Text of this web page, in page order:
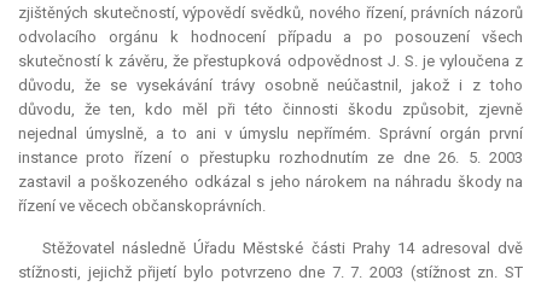
zjištěných skutečností, výpovědí svědků, nového řízení, právních názorů
odvolacího orgánu k hodnocení případu a po posouzení všech
skutečností k závěru, že přestupková odpovědnost J. S. je vyloučena z
důvodu, že se vysekávání trávy osobně neúčastnil, jakož i z toho
důvodu, že ten, kdo měl při této činnosti škodu způsobit, zjevně
nejednal úmyslně, a to ani v úmyslu nepřímém. Správní orgán první
instance proto řízení o přestupku rozhodnutím ze dne 26. 5. 2003
zastavil a poškozeného odkázal s jeho nárokem na náhradu škody na
řízení ve věcech občanskoprávních.
Stěžovatel následně Úřadu Městské části Prahy 14 adresoval dvě
stížnosti, jejichž přijetí bylo potvrzeno dne 7. 7. 2003 (stížnost zn. ST